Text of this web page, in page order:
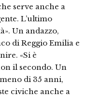
serve anche a
L’ultimo
Un andazzo,
di Reggio Emilia e
«Si è
il secondo. Un
di 35 anni,
civiche anche a